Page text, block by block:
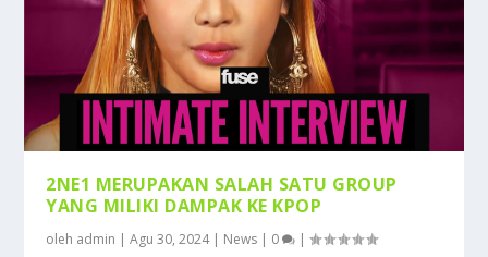
2NE1 MERUPAKAN SALAH SATU GROUP
YANG MILIKI DAMPAK KE KPOP
oleh admin |Agu 30, 2024| News | 0 |